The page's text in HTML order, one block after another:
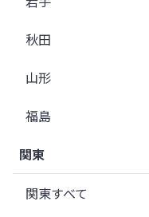
秋田
山形
福島
関東
関東すべて